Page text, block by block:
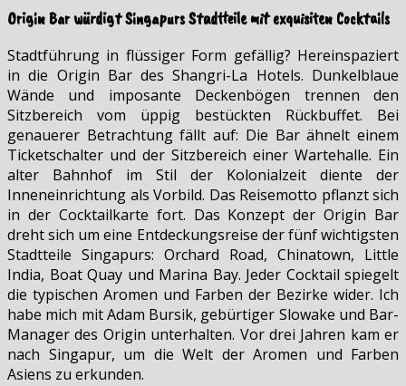
Origin Bar würdigt Singapurs Stadtteile mit exquisiten Cocktails
Stadtführung in flüssiger Form gefällig? Hereinspaziert
in die Origin Bar des Shangri-La Hotels. Dunkelblaue
Wände und imposante Deckenbögen trennen den
Sitzbereich vom üppig bestückten Rückbuffet. Bei
genauerer Betrachtung fällt auf: Die Bar ähnelt einem
Ticketschalter und der Sitzbereich einer Wartehalle. Ein
alter Bahnhof im Stil der Kolonialzeit diente der
Inneneinrichtung als Vorbild. Das Reisemotto pflanzt sich
in der Cocktailkarte fort. Das Konzept der Origin Bar
dreht sich um eine Entdeckungsreise der fünf wichtigsten
Stadtteile Singapurs: Orchard Road, Chinatown, Little
India, Boat Quay und Marina Bay. Jeder Cocktail spiegelt
die typischen Aromen und Farben der Bezirke wider. Ich
habe mich mit Adam Bursik, gebürtiger Slowake und Bar-
Manager des Origin unterhalten. Vor drei Jahren kam er
nach Singapur, um die Welt der Aromen und Farben
Asiens zu erkunden.